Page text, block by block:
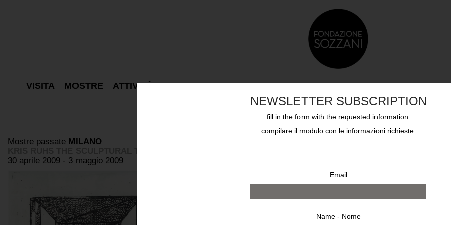
Mostre passate MILANO
30 aprile 2009 - 3 maggio 2009
NEWSLETTER SUBSCRIPTION
fill in the form with the requested information.
compilare il modulo con le informazioni richieste.
Email
Name - Nome
VISITA MOSTRE ATTIVITÀ PROGETTI EDUCAZIONE SOZZANI AWARD ARCHIVI CHI